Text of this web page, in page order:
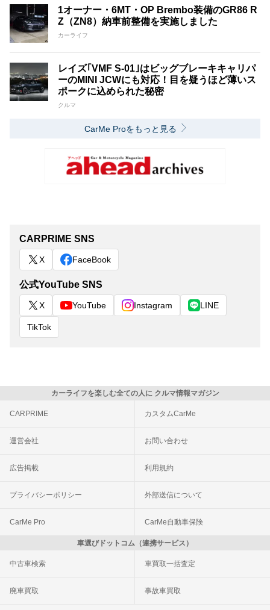
1オーナー・6MT・OP Brembo装備のGR86 R
Z（ZN8）納車前整備を実施しました
カーライフ
レイズ｢VMF S-01｣はビッグブレーキキャリパ
ーのMINI JCWにも対応！目を疑うほど薄いス
ポークに込められた秘密
クルマ
CarMe Proをもっと見る
CARPRIME SNS
X FaceBook
公式YouTube SNS
X YouTube Instagram LINE
TikTok
カーライフを楽しむ全ての人に クルマ情報マガジン
CARPRIME カスタムCarMe
運営会社 お問い合わせ
広告掲載 利用規約
プライバシーポリシー 外部送信について
CarMe Pro CarMe自動車保険
車選びドットコム（連携サービス）
中古車検索 車買取一括査定
廃車買取 事故車買取